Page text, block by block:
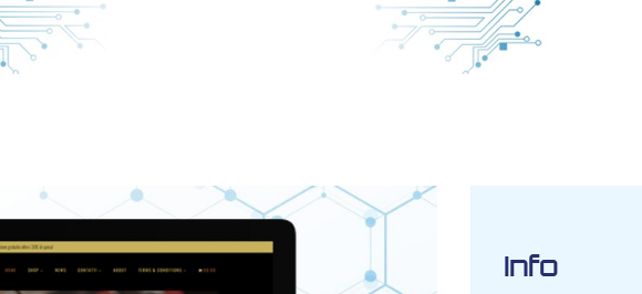
Info